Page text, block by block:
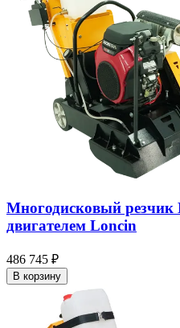
Многодисковый
двигателем Loncin
486 745 ₽
В корзину